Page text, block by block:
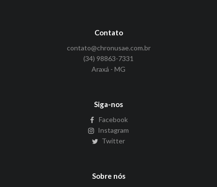
Contato
contato@chronusae.com.br
(34) 98863-7331
Araxá - MG
Siga-nos
Facebook
Instagram
Twitter
Sobre nós